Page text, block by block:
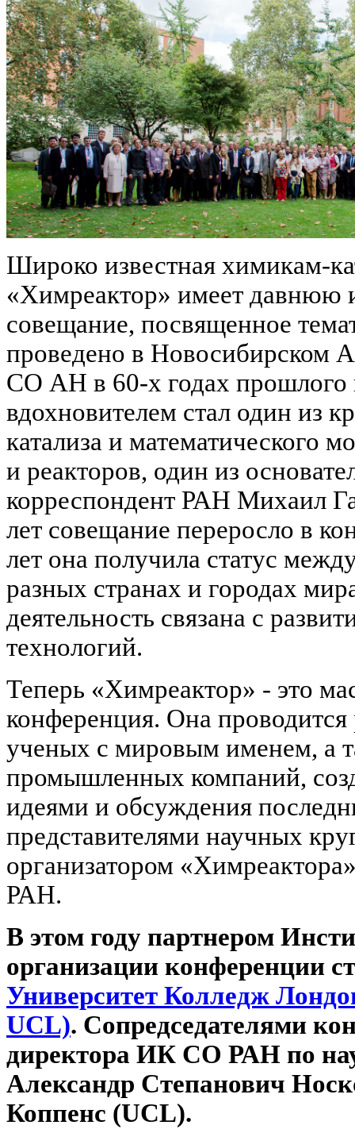
Широко известная химикам-
«Химреактор» имеет давнюю
совещание, посвященное
проведено в Новосибирском
СО АН в 60-х годах прошлого
вдохновителем стал один из
катализа и математического
и реакторов, один из
корреспондент РАН Михаил
лет совещание переросло в
лет она получила статус
разных странах и городах
деятельность связана с
технологий.
Теперь «Химреактор» - это
конференция. Она проводится
ученых с мировым именем, а
промышленных компаний,
идеями и обсуждения
представителями научных
организатором
РАН.
В этом году партнером
организации конференции
Университет Колледж
UCL). Сопредседателями
директора ИК СО РАН по
Александр Степанович
Коппенс (UCL).